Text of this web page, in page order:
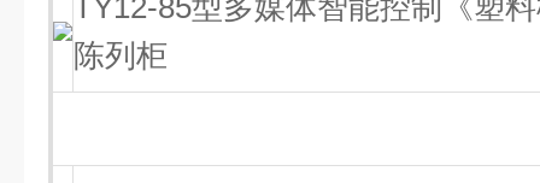
TY12-85型多媒体智能控制《塑
陈列柜